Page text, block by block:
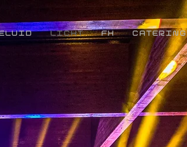
LICHT FX CATERING